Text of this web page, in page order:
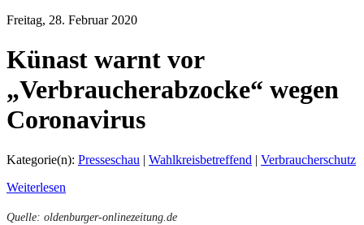
Freitag, 28. Februar 2020
Künast warnt vor
„Verbraucherabzocke“ wegen
Coronavirus
Kategorie(n): Presseschau | Wahlkreisbetreffend | Verbraucherschutz
Weiterlesen
Quelle: oldenburger-onlinezeitung.de